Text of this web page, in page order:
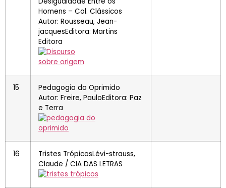
Homens – Col. Clássicos
Autor: Rousseau, Jean-
jacquesEditora: Martins
Editora
15
Pedagogia do Oprimido
Autor: Freire, PauloEditora: Paz
e Terra
16
Tristes TrópicosLévi-strauss,
Claude / CIA DAS LETRAS